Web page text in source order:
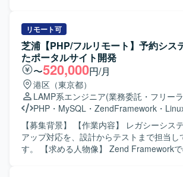
きます。プロジェクト立ち上げ段階から参
クチャ設計や実装方針の検討にも関わって
長期的なリプレイス計画に基づき、段階的
善を行っていただきます。 【求める人物像】 変化を楽しみ
ながら主体的に行動し、チーム内外にポジ
与えられる方を求めております。技術的好
事業への貢献を強く意識し、失敗を恐れず
験から得た学びを共有できる方にご活躍い
えております。HRTの精神を大切にしな
てリーダーシップを発揮してプロジェクト
ただきます。 【ポジションの魅力】 長期的なリプレイスプ
リモート可
芝浦【PHP/フルリモート】予約シス
たポータルサイト開発
〜520,000円/月
港区（東京都）
LAMP系エンジニア(業務委託・フリー
PHP ・ MySQL ・ ZendFramework ・
【募集背景】 【作業内容】 レガシーシステムのバージョン
アップ対応を、設計からテストまで担当し
す。 【求める人物像】 Zend Frameworkでの業務に抵抗が